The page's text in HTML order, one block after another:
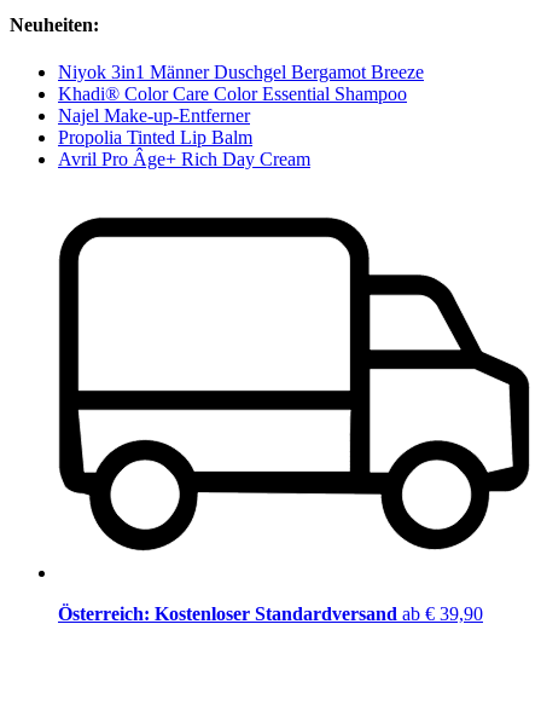
Neuheiten:
Niyok 3in1 Männer Duschgel Bergamot Breeze
Khadi® Color Care Color Essential Shampoo
Najel Make-up-Entferner
Propolia Tinted Lip Balm
Avril Pro Âge+ Rich Day Cream
Österreich: Kostenloser Standardversand ab € 39,90